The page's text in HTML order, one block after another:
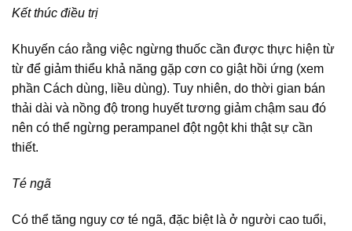
Kết thúc điều trị
Khuyến cáo rằng việc ngừng thuốc cần được thực hiện từ
từ để giảm thiểu khả năng gặp cơn co giật hồi ứng (xem
phần Cách dùng, liều dùng). Tuy nhiên, do thời gian bán
thải dài và nồng độ trong huyết tương giảm chậm sau đó
nên có thể ngừng perampanel đột ngột khi thật sự cần
thiết.
Té ngã
Có thể tăng nguy cơ té ngã, đặc biệt là ở người cao tuổi,